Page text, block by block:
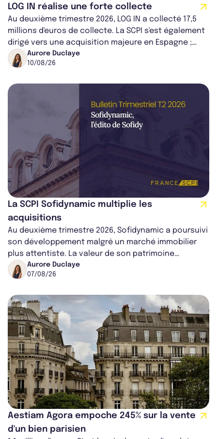
LOG IN réalise une forte collecte
Au deuxième trimestre 2026, LOG IN a collecté 17,5
millions d'euros de collecte. La SCPI s'est également
dirigé vers une acquisition majeure en Espagne ;
portant son patrimoine à 2...
Aurore Duclaye
10/08/26
La SCPI Sofidynamic multiplie les
acquisitions
Au deuxième trimestre 2026, Sofidynamic a poursuivi
son développement malgré un marché immobilier
plus attentiste. La valeur de son patrimoine
progresse de 3,8% à périmètre constan...
Aurore Duclaye
07/08/26
Aestiam Agora empoche 245% sur la vente
d'un bien parisien